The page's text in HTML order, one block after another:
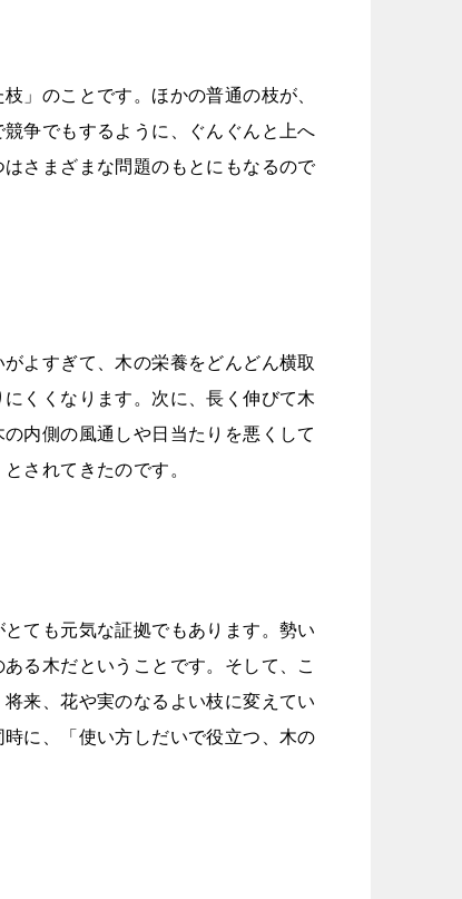
」のことです。ほかの普通の枝が、
争でもするように、ぐんぐんと上へ
さまざまな問題のもとにもなるので
よすぎて、木の栄養をどんどん横取
くくなります。次に、長く伸びて木
内側の風通しや日当たりを悪くして
されてきたのです。
ても元気な証拠でもあります。勢い
る木だということです。そして、こ
来、花や実のなるよい枝に変えてい
に、「使い方しだいで役立つ、木の